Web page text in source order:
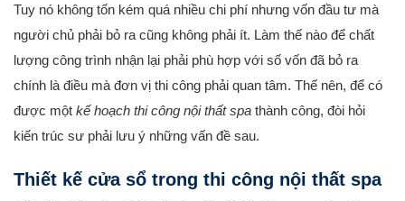
Tuy nó không tốn kém quá nhiều chi phí nhưng vốn đầu tư mà
người chủ phải bỏ ra cũng không phải ít. Làm thế nào để chất
lượng công trình nhận lại phải phù hợp với số vốn đã bỏ ra
chính là điều mà đơn vị thi công phải quan tâm. Thế nên, để có
được một kế hoạch thi công nội thất spa thành công, đòi hỏi
kiến trúc sư phải lưu ý những vấn đề sau.
Thiết kế cửa sổ trong thi công nội thất spa